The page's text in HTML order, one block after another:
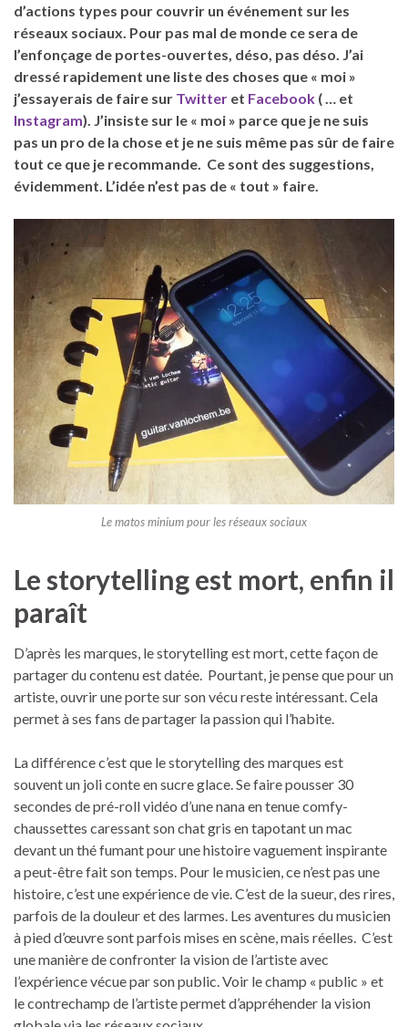
d’actions types pour couvrir un événement sur les
réseaux sociaux. Pour pas mal de monde ce sera de
l’enfonçage de portes-ouvertes, déso, pas déso. J’ai
dressé rapidement une liste des choses que « moi »
j’essayerais de faire sur Twitter et Facebook ( … et
Instagram). J’insiste sur le « moi » parce que je ne suis
pas un pro de la chose et je ne suis même pas sûr de faire
tout ce que je recommande. Ce sont des suggestions,
évidemment. L’idée n’est pas de « tout » faire.
Le matos minium pour les réseaux sociaux
Le storytelling est mort, enfin il
paraît
D’après les marques, le storytelling est mort, cette façon de
partager du contenu est datée. Pourtant, je pense que pour un
artiste, ouvrir une porte sur son vécu reste intéressant. Cela
permet à ses fans de partager la passion qui l’habite.
La différence c’est que le storytelling des marques est
souvent un joli conte en sucre glace. Se faire pousser 30
secondes de pré-roll vidéo d’une nana en tenue comfy-
chaussettes caressant son chat gris en tapotant un mac
devant un thé fumant pour une histoire vaguement inspirante
a peut-être fait son temps. Pour le musicien, ce n’est pas une
histoire, c’est une expérience de vie. C’est de la sueur, des rires,
parfois de la douleur et des larmes. Les aventures du musicien
à pied d’œuvre sont parfois mises en scène, mais réelles. C’est
une manière de confronter la vision de l’artiste avec
l’expérience vécue par son public. Voir le champ « public » et
le contrechamp de l’artiste permet d’appréhender la vision